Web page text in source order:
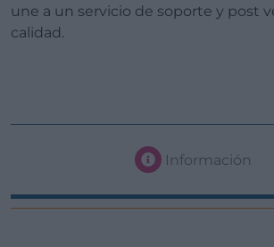
une a un servicio de soporte y post
calidad.
Información